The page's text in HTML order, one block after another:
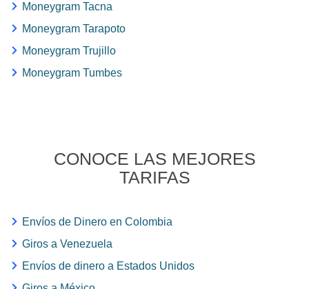
Moneygram Tacna
Moneygram Tarapoto
Moneygram Trujillo
Moneygram Tumbes
CONOCE LAS MEJORES
TARIFAS
Envíos de Dinero en Colombia
Giros a Venezuela
Envíos de dinero a Estados Unidos